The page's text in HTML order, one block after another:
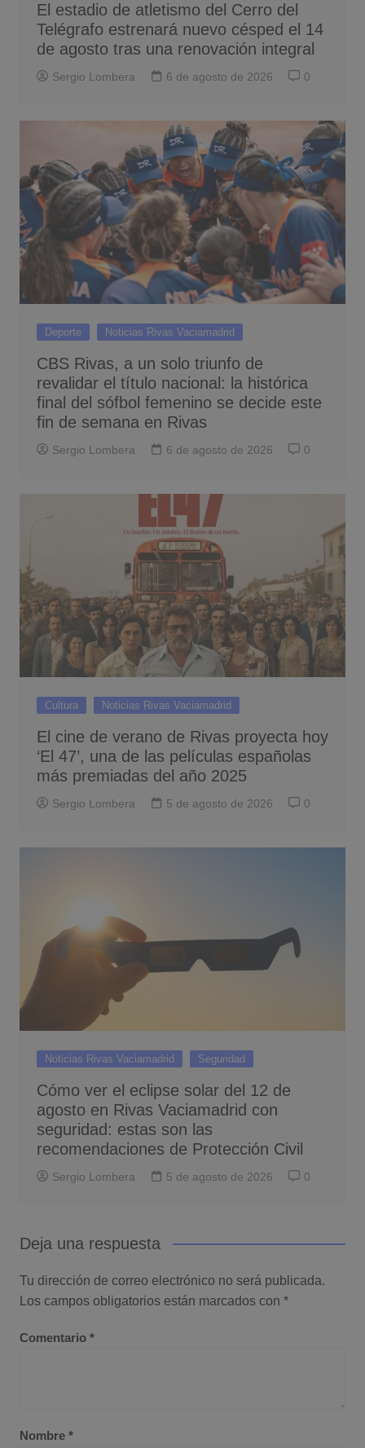
El estadio de atletismo del Cerro del
Telégrafo estrenará nuevo césped el 14
de agosto tras una renovación integral
Sergio Lombera 6 de agosto de 2026 0
Deporte Noticias Rivas Vaciamadrid
CBS Rivas, a un solo triunfo de
revalidar el título nacional: la histórica
final del sófbol femenino se decide este
fin de semana en Rivas
Sergio Lombera 6 de agosto de 2026 0
Cultura Noticias Rivas Vaciamadrid
El cine de verano de Rivas proyecta hoy
‘El 47’, una de las películas españolas
más premiadas del año 2025
Sergio Lombera 5 de agosto de 2026 0
Noticias Rivas Vaciamadrid Seguridad
Cómo ver el eclipse solar del 12 de
agosto en Rivas Vaciamadrid con
seguridad: estas son las
recomendaciones de Protección Civil
Sergio Lombera 5 de agosto de 2026 0
Deja una respuesta
Tu dirección de correo electrónico no será publicada.
Los campos obligatorios están marcados con *
Comentario *
Nombre *